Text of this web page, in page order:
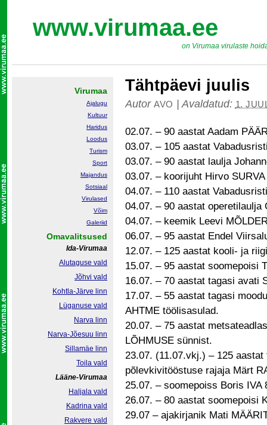
www.virumaa.ee
on Virumaa virulaste
Tähtpäevi juulis
Autor AVO |Avaldatud: 1.
02.07. – 90 aastat Aadam
03.07. – 105 aastat
03.07. – 90 aastat laulja
03.07. – koorijuht Hirvo SURVA
04.07. – 110 aastat
04.07. – 90 aastat operetilaulja
04.07. – keemik Leevi
06.07. – 95 aastat Endel
12.07. – 125 aastat kooli- ja
15.07. – 95 aastat soomepoisi
16.07. – 70 aastat tagasi avati
17.07. – 55 aastat tagasi
AHTME töölisasulad.
20.07. – 75 aastat
LÕHMUSE sünnist.
23.07. (11.07.vkj.) – 125
põlevkivitööstuse rajaja Märt
25.07. – soomepoiss Boris IVA
26.07. – 80 aastat soomepoisi
29.07 – ajakirjanik Mati
Virumaa
Ajalugu
Kultuur
Haridus
Loodus
Turism
Sport
Majandus
Sotsiaal
Virulased
Võim
Galeriid
Omavalitsused
Ida-Virumaa
Alutaguse vald
Jõhvi vald
Kohtla-Järve linn
Lüganuse vald
Narva linn
Narva-Jõesuu linn
Sillamäe linn
Toila vald
Lääne-Virumaa
Haljala vald
Kadrina vald
Rakvere vald